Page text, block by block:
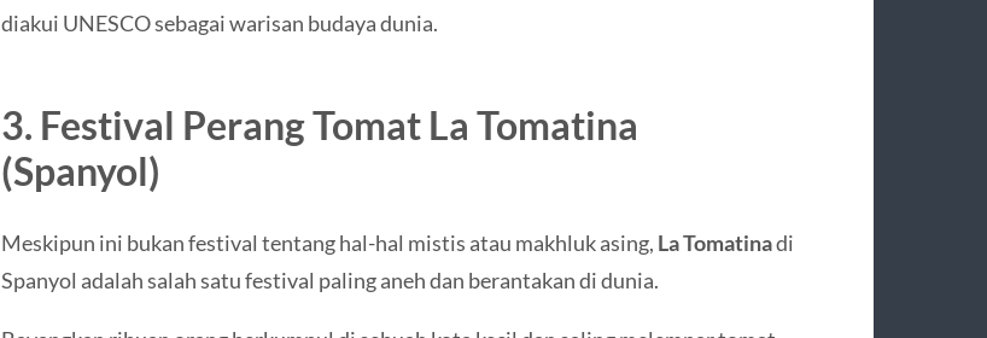
diakui UNESCO sebagai warisan budaya dunia.
3. Festival Perang Tomat La Tomatina
(Spanyol)
Meskipun ini bukan festival tentang hal-hal mistis atau makhluk asing, La Tomatinadi
Spanyol adalah salah satu festival paling aneh dan berantakan di dunia.